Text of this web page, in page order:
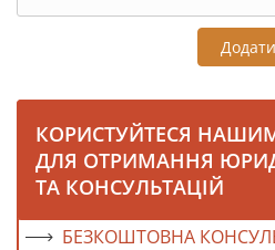
Додати
КОРИСТУЙТЕСЯ
ДЛЯ ОТРИМАННЯ
ТА КОНСУЛЬТАЦІЙ
БЕЗКОШТОВНА